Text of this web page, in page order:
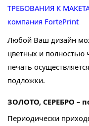
ТРЕБОВАНИЯ К
компания FortePrint
Любой Ваш дизайн
цветных и полностью
печать
подложки.
ЗОЛОТО, СЕРЕБРО –
Периодически